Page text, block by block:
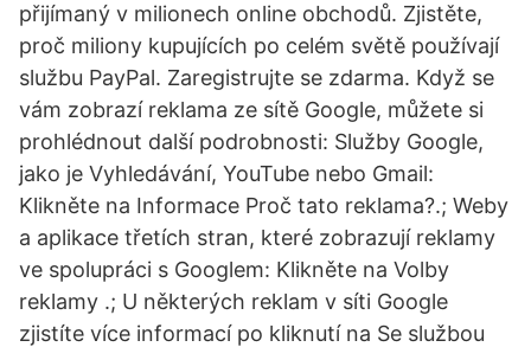
přijímaný v milionech online obchodů. Zjistěte,
proč miliony kupujících po celém světě používají
službu PayPal. Zaregistrujte se zdarma. Když se
vám zobrazí reklama ze sítě Google, můžete si
prohlédnout další podrobnosti: Služby Google,
jako je Vyhledávání, YouTube nebo Gmail:
Klikněte na Informace Proč tato reklama?.; Weby
a aplikace třetích stran, které zobrazují reklamy
ve spolupráci s Googlem: Klikněte na Volby
reklamy .; U některých reklam v síti Google
zjistíte více informací po kliknutí na Se službou